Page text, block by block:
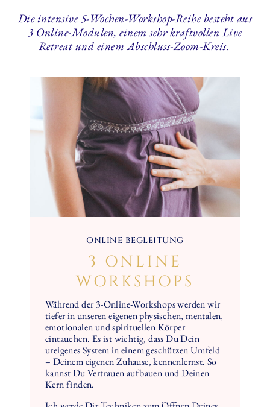
Die intensive 5-Wochen-Workshop-Reihe besteht aus
3 Online-Modulen, einem sehr kraftvollen Live
Retreat und einem Abschluss-Zoom-Kreis.
ONLINE BEGLEITUNG
3 ONLINE
WORKSHOPS
Während der 3-Online-Workshops werden wir
tiefer in unseren eigenen physischen, mentalen,
emotionalen und spirituellen Körper
eintauchen. Es ist wichtig, dass Du Dein
ureigenes System in einem geschützen Umfeld
– Deinem eigenen Zuhause, kennenlernst. So
kannst Du Vertrauen aufbauen und Deinen
Kern finden.